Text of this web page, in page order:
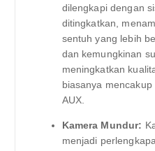
dilengkapi dengan
ditingkatkan,
sentuh yang lebih
dan kemungkinan
meningkatkan
biasanya
AUX.
Kamera Mundur:
menjadi